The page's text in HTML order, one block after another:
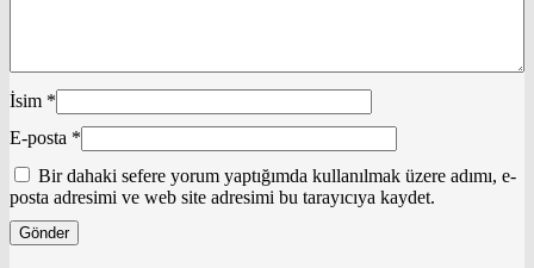
İsim *
E-posta *
Bir dahaki sefere yorum yaptığımda kullanılmak üzere adımı, e-
posta adresimi ve web site adresimi bu tarayıcıya kaydet.